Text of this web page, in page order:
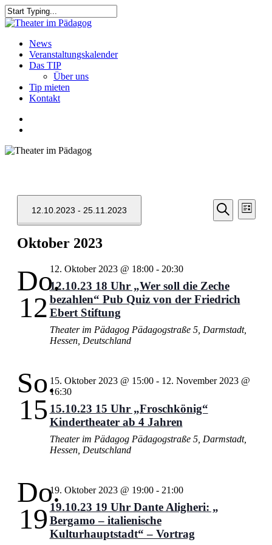
Skip
to
content
Close
search
Menu
News
Veranstaltungskalender
Das TIP
Über uns
Tip mieten
Kontakt
Suche
Suche
Liste
12.10.2023 - 25.11.2023
wählen.
Oktober 2023
Do.
12
12. Oktober 2023 @ 18:00- 20:30
12.10.23 18 Uhr „Wer soll die Zeche
bezahlen“ Pub Quiz von der Friedrich
Ebert Stiftung
Theater im Pädagog Pädagogstraße 5, Darmstadt,
Hessen, Deutschland
So.
15
15. Oktober 2023 @ 15:00- 12. November 2023 @
16:30
15.10.23 15 Uhr „Froschkönig“
Kindertheater ab 4 Jahren
Theater im Pädagog Pädagogstraße 5, Darmstadt,
Hessen, Deutschland
Do.
19
19. Oktober 2023 @ 19:00- 21:00
19.10.23 19 Uhr Dante Aligheri: „
Bergamo – italienische
Kulturhauptstadt“ – Vortrag